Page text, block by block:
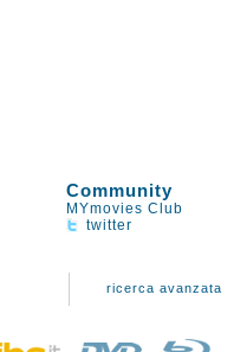
Community
MYmovies Club
twitter
ricerca avanzata